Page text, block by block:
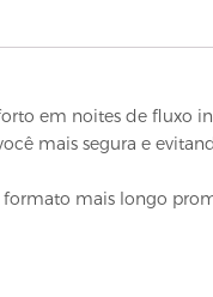
em noites de fluxo
mais segura e
formato mais longo